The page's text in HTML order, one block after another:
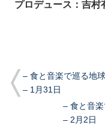
プロデュース：吉村
– 食と音楽で巡る地
– 1月31日
– 食と音
– 2月2日